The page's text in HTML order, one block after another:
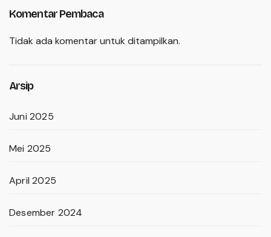
Komentar Pembaca
Tidak ada komentar untuk ditampilkan.
Arsip
Juni 2025
Mei 2025
April 2025
Desember 2024